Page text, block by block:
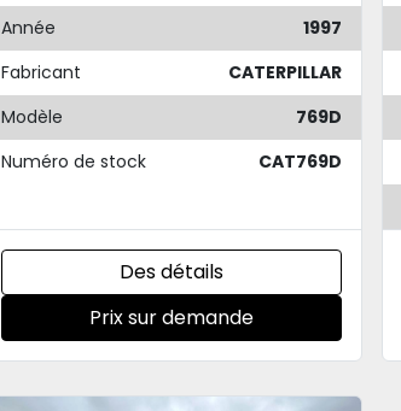
Année
1997
Fabricant
CATERPILLAR
Modèle
769D
Numéro de stock
CAT769D
Des détails
Prix sur demande